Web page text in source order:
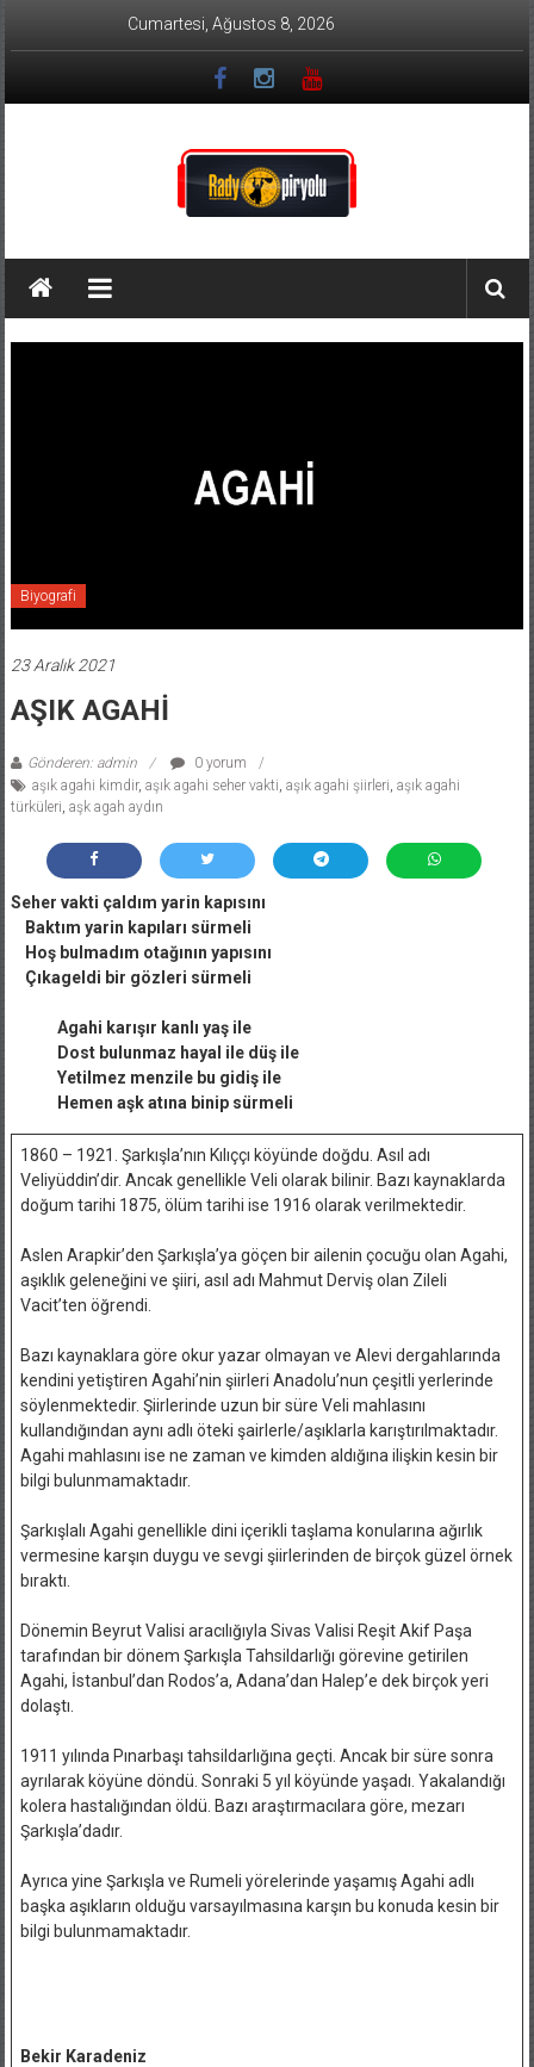
Cumartesi, Ağustos 8, 2026
Radyo
Piryolu
Türkülerin
Biyografi
23 Aralık 2021
AŞIK AGAHİ
Gönderen: admin
0 yorum
aşık agahi kimdir, aşık agahi seher vakti aşık agahi şiirleri aşık agahi
türküleri aşk agah aydın
Seher vakti çaldım yarin kapısını
Baktım yarin kapıları sürmeli
Hoş bulmadım otağının yapısını
Çıkageldi bir gözleri sürmeli
Agahi karışır kanlı yaş ile
Dost bulunmaz hayal ile düş ile
Yetilmez menzile bu gidiş ile
Hemen aşk atına binip sürmeli
1860 – 1921. Şarkışla’nın Kılıççı köyünde doğdu. Asıl adı
Veliyüddin’dir. Ancak genellikle Veli olarak bilinir. Bazı kaynaklarda
doğum tarihi 1875, ölüm tarihi ise 1916 olarak verilmektedir.
Aslen Arapkir’den Şarkışla’ya göçen bir ailenin çocuğu olan Agahi,
aşıklık geleneğini ve şiiri, asıl adı Mahmut Derviş olan Zileli
Vacit’ten öğrendi.
Bazı kaynaklara göre okur yazar olmayan ve Alevi dergahlarında
kendini yetiştiren Agahi’nin şiirleri Anadolu’nun çeşitli yerlerinde
söylenmektedir. Şiirlerinde uzun bir süre Veli mahlasını
kullandığından aynı adlı öteki şairlerle/aşıklarla karıştırılmaktadır.
Agahi mahlasını ise ne zaman ve kimden aldığına ilişkin kesin bir
bilgi bulunmamaktadır.
Şarkışlalı Agahi genellikle dini içerikli taşlama konularına ağırlık
vermesine karşın duygu ve sevgi şiirlerinden de birçok güzel örnek
bıraktı.
Dönemin Beyrut Valisi aracılığıyla Sivas Valisi Reşit Akif Paşa
tarafından bir dönem Şarkışla Tahsildarlığı görevine getirilen
Agahi, İstanbul’dan Rodos’a, Adana’dan Halep’e dek birçok yeri
dolaştı.
1911 yılında Pınarbaşı tahsildarlığına geçti. Ancak bir süre sonra
ayrılarak köyüne döndü. Sonraki 5 yıl köyünde yaşadı. Yakalandığı
kolera hastalığından öldü. Bazı araştırmacılara göre, mezarı
Şarkışla’dadır.
Ayrıca yine Şarkışla ve Rumeli yörelerinde yaşamış Agahi adlı
başka aşıkların olduğu varsayılmasına karşın bu konuda kesin bir
bilgi bulunmamaktadır.
Bekir Karadeniz